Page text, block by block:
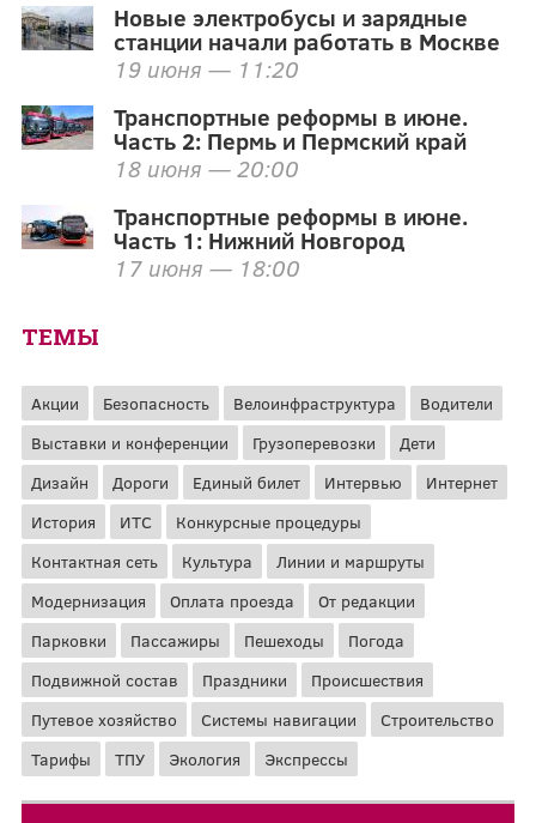
Новые электробусы и зарядные
станции начали работать в Москве
19 июня — 11:20
Транспортные реформы в июне.
Часть 2: Пермь и Пермский край
18 июня — 20:00
Транспортные реформы в июне.
Часть 1: Нижний Новгород
17 июня — 18:00
ТЕМЫ
Акции Безопасность Велоинфраструктура
Водители
Выставки и конференции
Грузоперевозки
Дети
Дизайн
Дороги Единый билет Интервью
Интернет
История
ИТС
Конкурсные процедуры
Контактная сеть
Культура
Линии и маршруты
Модернизация
Оплата проезда
От редакции
Парковки
Пассажиры Пешеходы
Погода
Подвижной состав
Праздники
Происшествия
Путевое хозяйство
Системы навигации
Строительство
Тарифы
ТПУ Экология Экспрессы